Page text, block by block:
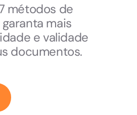
métodos de
mais
e validade
documentos.